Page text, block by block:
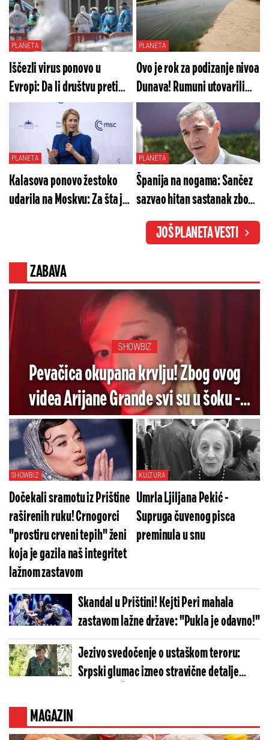
PLANETA
Iščezli virus ponovo u
Evropi: Da li društvu preti
još veća epidemiološka
kriza?
PLANETA
Ovo je rok za podizanje nivoa
Dunava! Rumuni utovarili
četvrtu baržu koju
nameravaju da potope
PLANETA
Kalasova ponovo žestoko
udarila na Moskvu: Za šta je
PLANETA
Španija na nogama: Sančez
sazvao hitan sastanak zbog
situacije u Seuti
JOŠ PLANETA VESTI
ZABAVA
SHOWBIZ
Pevačica okupana krvlju! Zbog ovog
videa Arijane Grande svi su u šoku -
Pogledajte koliko je jezivo (VIDEO)
SHOWBIZ
Dočekali sramotu iz Prištine
raširenih ruku! Crnogorci
"prostiru crveni tepih" ženi
koja je gazila naš integritet
lažnom zastavom
KULTURA
Umrla Ljiljana Pekić -
Supruga čuvenog pisca
preminula u snu
Skandal u Prištini! Kejti Peri mahala
zastavom lažne države: "Pukla je odavno!"
Jezivo svedočenje o ustaškom teroru:
Srpski glumac izneo stravične detalje
MAGAZIN